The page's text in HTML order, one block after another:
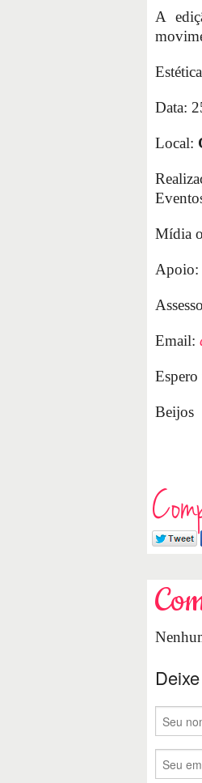
A
Data:
Local:
Mídia
Apoio:
Email:
Beijos